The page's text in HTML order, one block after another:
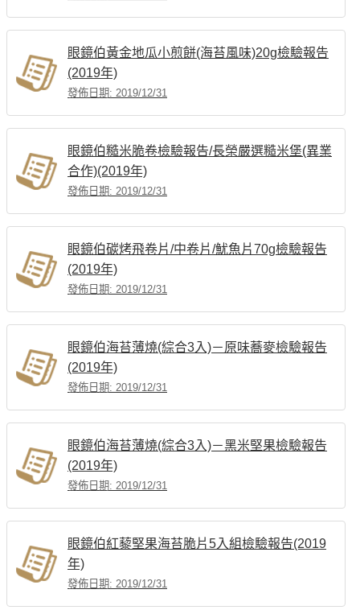
眼鏡伯黃金地瓜小煎餅(海苔風味)20g檢驗報告
(2019年)
發佈日期: 2019/12/31
眼鏡伯糙米脆卷檢驗報告/長榮嚴選糙米堡(異業
合作)(2019年)
發佈日期: 2019/12/31
眼鏡伯碳烤飛卷片/中卷片/魷魚片70g檢驗報告
(2019年)
發佈日期: 2019/12/31
眼鏡伯海苔薄燒(綜合3入)－原味蕎麥檢驗報告
(2019年)
發佈日期: 2019/12/31
眼鏡伯海苔薄燒(綜合3入)－黑米堅果檢驗報告
(2019年)
發佈日期: 2019/12/31
眼鏡伯紅藜堅果海苔脆片5入組檢驗報告(2019
年)
發佈日期: 2019/12/31